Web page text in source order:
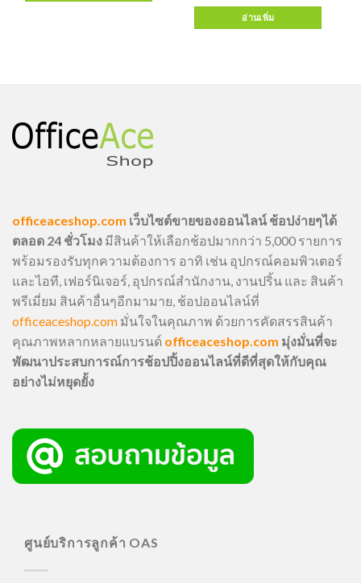
อ่านเพิ่ม
officeaceshop.com เว็บไซต์ขายของออนไลน์ ช้อปง่ายๆได้
ตลอด 24 ชั่วโมง มีสินค้าให้เลือกช้อปมากกว่า 5,000 รายการ
พร้อมรองรับทุกความต้องการ อาทิ เช่น อุปกรณ์คอมพิวเตอร์
และไอที, เฟอร์นิเจอร์, อุปกรณ์สำนักงาน, งานปริ้น และ สินค้า
พรีเมี่ยม สินค้าอื่นๆอีกมามาย, ช้อปออนไลน์ที่
officeaceshop.com มั่นใจในคุณภาพ ด้วยการคัดสรรสินค้า
คุณภาพหลากหลายแบรนด์ officeaceshop.com มุ่งมั่นที่จะ
พัฒนาประสบการณ์การช้อปปิ้งออนไลน์ที่ดีที่สุดให้กับคุณ
อย่างไม่หยุดยั้ง
ศูนย์บริการลูกค้า OAS